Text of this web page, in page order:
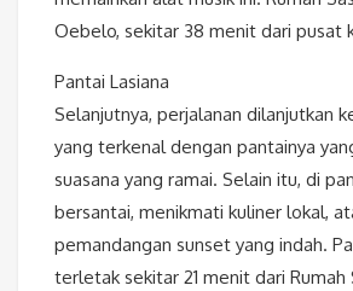
Oebelo, sekitar 38 menit dari pusat
Pantai Lasiana
Selanjutnya, perjalanan dilanjutkan
yang terkenal dengan pantainya
suasana yang ramai. Selain itu, di
bersantai, menikmati kuliner lokal,
pemandangan sunset yang indah.
terletak sekitar 21 menit dari Rumah